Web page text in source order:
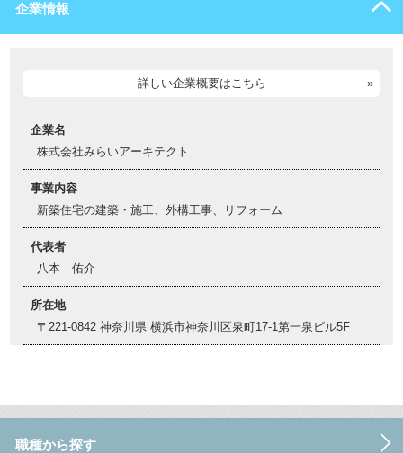
企業情報
詳しい企業概要はこちら
企業名
株式会社みらいアーキテクト
事業内容
新築住宅の建築・施工、外構工事、リフォーム
代表者
八本 佑介
所在地
〒221-0842 神奈川県 横浜市神奈川区泉町17-1第一泉ビル5F
職種から探す